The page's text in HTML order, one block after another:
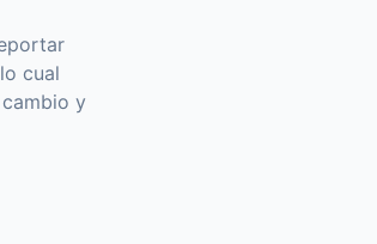
cual
y